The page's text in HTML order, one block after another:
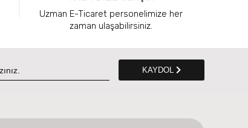
Uzman E-Ticaret personelimize her
zaman ulaşabilirsiniz.
KAYDOL